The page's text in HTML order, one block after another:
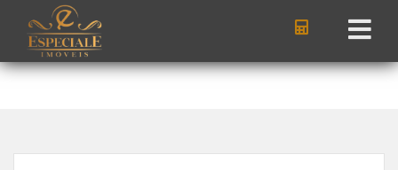
Início» Blog »como usar cor do ano Pantone